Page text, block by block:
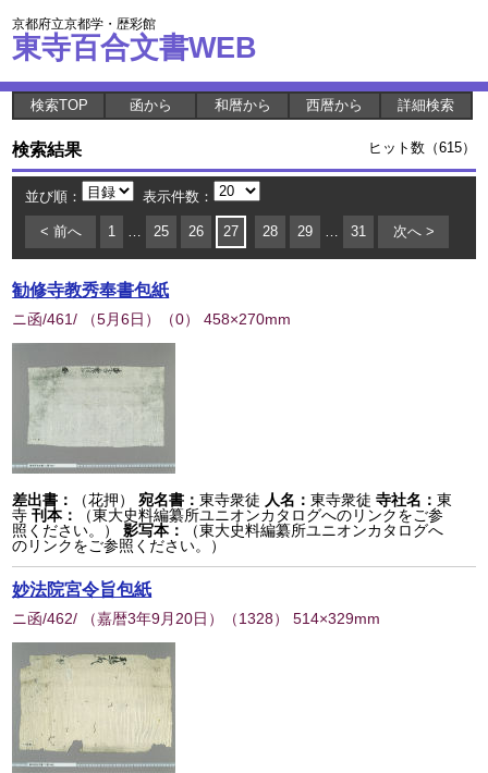
京都府立京都学・歴彩館
東寺百合文書WEB
検索TOP 函から 和暦から 西暦から 詳細検索
検索結果 ヒット数（615）
並び順： 表示件数：
< 前へ 1 … 25 26 27 28 29 … 31 次へ >
勧修寺教秀奉書包紙
ニ函/461/ （5月6日） （0） 458×270mm
差出書： （花押） 宛名書：東寺衆徒 人名：東寺衆徒 寺社名：東
寺 刊本：
（東大史料編纂所ユニオンカタログへのリンクをご参
照ください。）
影写本：
（東大史料編纂所ユニオンカタログへ
のリンクをご参照ください。）
妙法院宮令旨包紙
ニ函/462/ （嘉暦3年9月20日） （1328） 514×329mm